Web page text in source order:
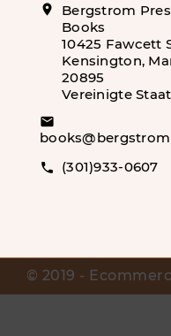
location_on
Bergstrom
Books
10425 Fawcett
Kensington,
20895
Vereinigte
email
call (301)933-0607
© 2019 -